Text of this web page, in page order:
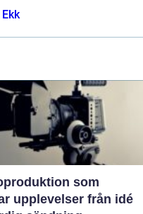
som
från idé